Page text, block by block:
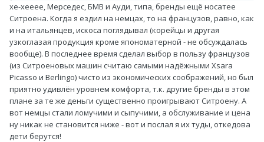
хе-хееее, Мерседес, БМВ и Ауди, типа, бренды ещё носатее
Ситроена. Когда я ездил на немцах, то на французов, равно, как
и на итальянцев, искоса поглядывал (корейцы и другая
узкоглазая продукция кроме япономатерной - не обсуждалась
вообще). В последнее время сделал выбор в пользу французов
(из Ситроеновых машин считаю самыми надёжными Xsara
Picasso и Berlingo) чисто из экономических соображений, но был
приятно удивлён уровнем комфорта, т.к. другие бренды в этом
плане за те же деньги существенно проигрывают Ситроену. А
вот немцы стали ломучими и сыпучими, а обслуживание и цена
ну никак не становится ниже - вот и послал я их туды, откедова
дети берутся!